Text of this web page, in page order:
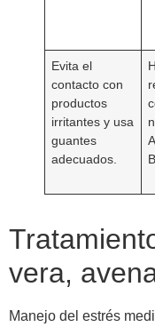
Evita el
contacto con
productos
irritantes y usa
guantes
adecuados.
vera,
Manejo del estrés